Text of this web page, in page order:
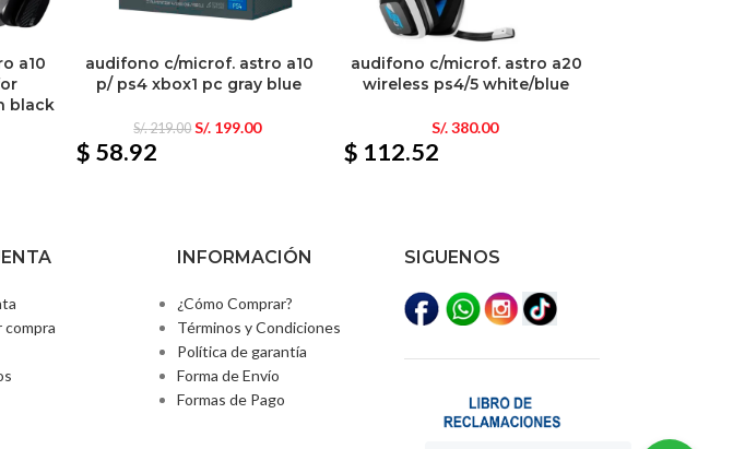
a10
black
audifono c/microf. astro a10
p/ ps4 xbox1 pc gray blue
S/.219.00 S/. 199.00
$ 58.92
audifono c/microf. astro a20
wireless ps4/5 white/blue
S/.380.00
$ 112.52
compra
INFORMACIÓN
¿Cómo Comprar?
Términos y Condiciones
Política de garantía
Forma de Envío
Formas de Pago
SIGUENOS